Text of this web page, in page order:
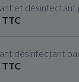
et désinfectant
TTC
désinfectant
TTC